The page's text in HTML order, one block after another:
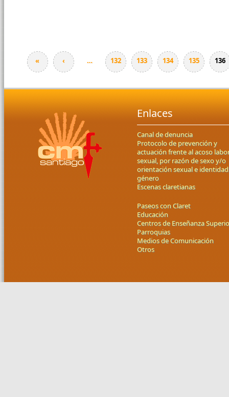
Páginas
« ‹ … 132 133 134 135 136
Enlaces
Canal de denuncia
Protocolo de prevención y
actuación frente al acoso
sexual, por razón de sexo y/o
orientación sexual e
género
Escenas claretianas
Paseos con Claret
Educación
Centros de Enseñanza
Parroquias
Medios de Comunicación
Otros